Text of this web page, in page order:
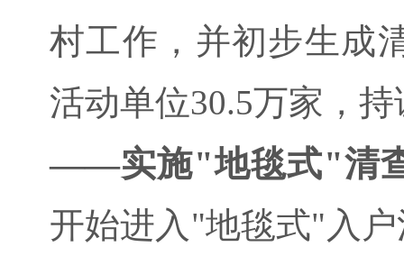
村工作，并初步生成
活动单位30.5万家，
——实施"地毯式"清
开始进入"地毯式"入